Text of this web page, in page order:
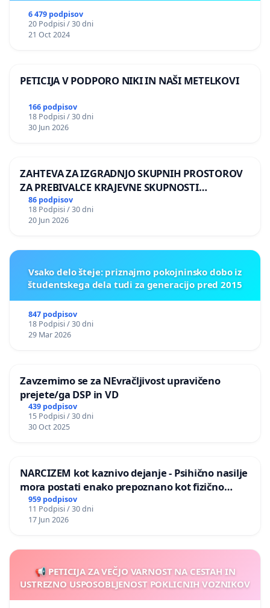
6 479 podpisov
20 Podpisi / 30 dni
21 Oct 2024
PETICIJA V PODPORO NIKI IN NAŠI METELKOVI
166 podpisov
18 Podpisi / 30 dni
30 Jun 2026
ZAHTEVA ZA IZGRADNJO SKUPNIH PROSTOROV
ZA PREBIVALCE KRAJEVNE SKUPNOSTI
PRESTRANEK
86 podpisov
18 Podpisi / 30 dni
20 Jun 2026
Vsako delo šteje: priznajmo pokojninsko dobo iz
študentskega dela tudi za generacijo pred 2015
847 podpisov
18 Podpisi / 30 dni
29 Mar 2026
Zavzemimo se za NEvračljivost upravičeno
prejete/ga DSP in VD
439 podpisov
15 Podpisi / 30 dni
30 Oct 2025
NARCIZEM kot kaznivo dejanje - Psihično nasilje
mora postati enako prepoznano kot fizično
nasilje
959 podpisov
11 Podpisi / 30 dni
17 Jun 2026
📢 PETICIJA ZA VEČJO VARNOST NA CESTAH IN
USTREZNO USPOSOBLJENOST POKLICNIH VOZNIKOV